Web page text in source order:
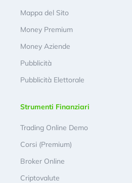
Mappa del Sito
Money Premium
Money Aziende
Pubblicità
Pubblicità Elettorale
Strumenti Finanziari
Trading Online Demo
Corsi (Premium)
Broker Online
Criptovalute